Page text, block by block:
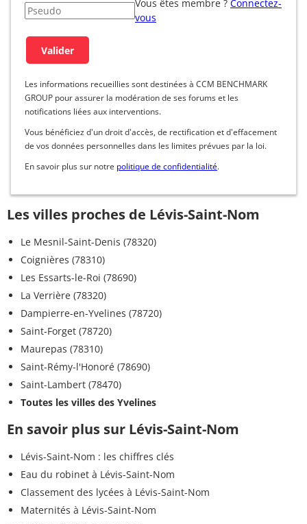
Vous êtes membre ? Connectez-
vous
Les informations recueillies sont destinées à CCM BENCHMARK
GROUP pour assurer la modération de ses forums et les
notifications liées aux interventions.
Vous bénéficiez d'un droit d'accès, de rectification et d'effacement
de vos données personnelles dans les limites prévues par la loi.
En savoir plus sur notre politique de confidentialité.
Les villes proches de Lévis-Saint-Nom
Le Mesnil-Saint-Denis (78320)
Coignières (78310)
Les Essarts-le-Roi (78690)
La Verrière (78320)
Dampierre-en-Yvelines (78720)
Saint-Forget (78720)
Maurepas (78310)
Saint-Rémy-l'Honoré (78690)
Saint-Lambert (78470)
Toutes les villes des Yvelines
En savoir plus sur Lévis-Saint-Nom
Lévis-Saint-Nom : les chiffres clés
Eau du robinet à Lévis-Saint-Nom
Classement des lycées à Lévis-Saint-Nom
Maternités à Lévis-Saint-Nom